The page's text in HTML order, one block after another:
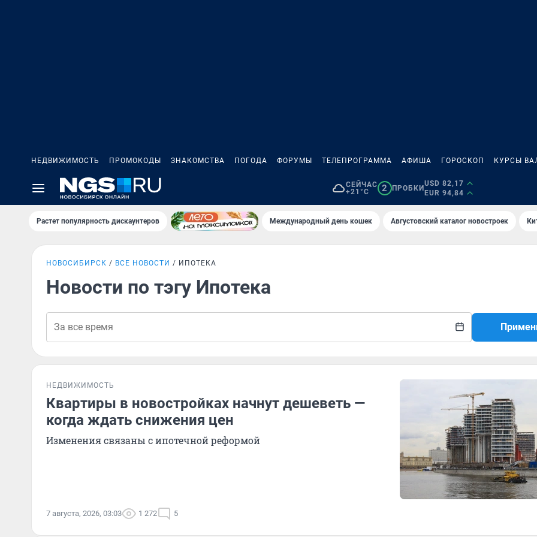
НЕДВИЖИМОСТЬ ПРОМОКОДЫ ЗНАКОМСТВА ПОГОДА ФОРУМЫ ТЕЛЕПРОГРАММА АФИША ГОРОСКОП КУРСЫ
СЕЙЧАС
+21°C
2 ПРОБКИ
USD 82,17
EUR 94,84
Растет популярность дискаунтеров Международный день кошек Августовский каталог новостроек
НОВОСИБИРСК ВСЕ НОВОСТИ ИПОТЕКА
Новости по тэгу Ипотека
НЕДВИЖИМОСТЬ
Квартиры в новостройках начнут дешеветь —
когда ждать снижения цен
Изменения связаны с ипотечной реформой
7 августа, 2026, 03:03 1 272 5